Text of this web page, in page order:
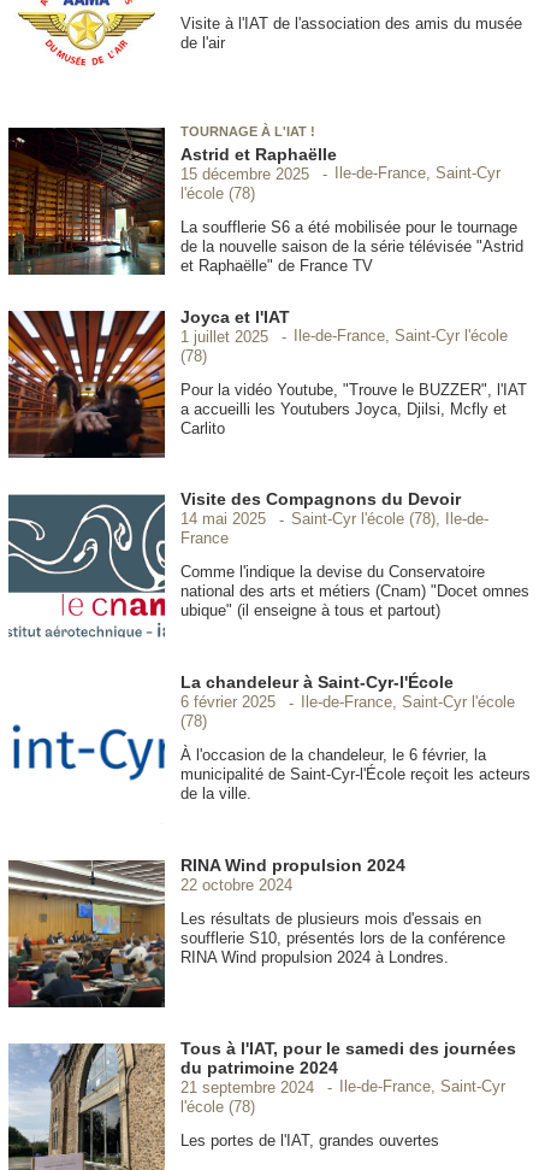
Visite à l'IAT de l'association des amis du musée
de l'air
TOURNAGE À L'IAT !
Astrid et Raphaëlle
15 décembre 2025
Ile-de-France, Saint-Cyr
l'école (78)
La soufflerie S6 a été mobilisée pour le tournage
de la nouvelle saison de la série télévisée "Astrid
et Raphaëlle" de France TV
Joyca et l'IAT
1 juillet 2025
Ile-de-France, Saint-Cyr l'école
(78)
Pour la vidéo Youtube, "Trouve le BUZZER", l'IAT
a accueilli les Youtubers Joyca, Djilsi, Mcfly et
Carlito
Visite des Compagnons du Devoir
14 mai 2025
Saint-Cyr l'école (78), Ile-de-
France
Comme l'indique la devise du Conservatoire
national des arts et métiers (Cnam) "Docet omnes
ubique" (il enseigne à tous et partout)
La chandeleur à Saint-Cyr-l'École
6 février 2025
Ile-de-France, Saint-Cyr l'école
(78)
À l'occasion de la chandeleur, le 6 février, la
municipalité de Saint-Cyr-l'École reçoit les acteurs
de la ville.
RINA Wind propulsion 2024
22 octobre 2024
Les résultats de plusieurs mois d'essais en
soufflerie S10, présentés lors de la conférence
RINA Wind propulsion 2024 à Londres.
Tous à l'IAT, pour le samedi des journées
du patrimoine 2024
21 septembre 2024
Ile-de-France, Saint-Cyr
l'école (78)
Les portes de l'IAT, grandes ouvertes